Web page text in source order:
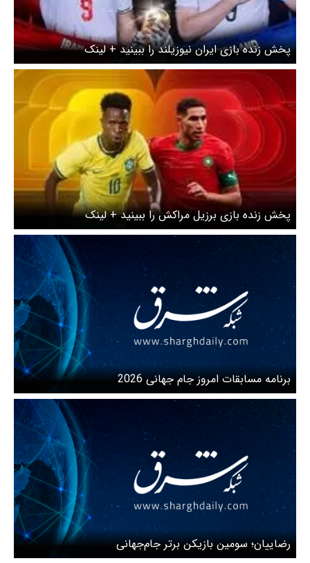
پخش زنده بازی ایران نیوزیلند را ببینید + لینک
پخش زنده بازی برزیل مراکش را ببینید + لینک
برنامه مسابقات امروز جام جهانی 2026
رضاییان؛ سومین بازیکن برتر جام‌جهانی